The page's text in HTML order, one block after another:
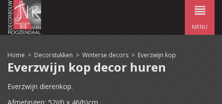
MENU
Home > Decorstukken > Winterse decors > Everzwijn kop
Everzwijn kop decor huren
Everzwijn dierenkop.